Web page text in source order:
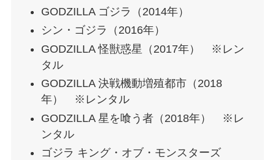
GODZILLA ゴジラ（2014年）
シン・ゴジラ（2016年）
GODZILLA 怪獣惑星（2017年） ※レン
タル
GODZILLA 決戦機動増殖都市（2018
年） ※レンタル
GODZILLA 星を喰う者（2018年） ※レ
ンタル
ゴジラ キング・オブ・モンスターズ